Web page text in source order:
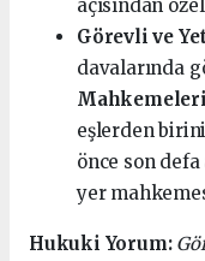
açısından
Görevli ve
davalarında
eşlerden
önce son
yer
Hukuki Yorum: